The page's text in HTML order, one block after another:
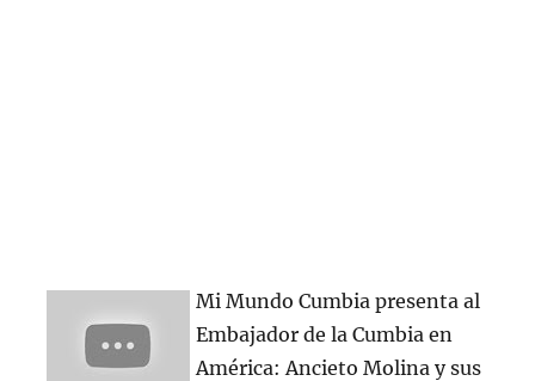
Mi Mundo Cumbia presenta al
Embajador de la Cumbia en
América: Ancieto Molina y sus